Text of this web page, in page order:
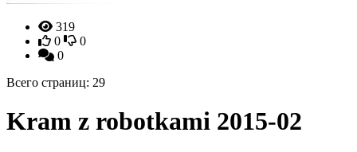
319
0
0
0
Всего страниц: 29
Kram z robotkami 2015-02